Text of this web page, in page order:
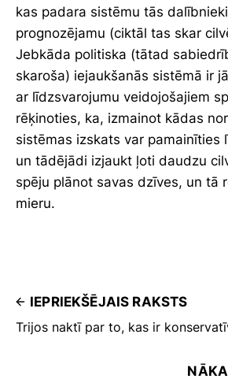
kas padara sistēmu tās
prognozējamu (ciktāl tas skar
Jebkāda politiska (tātad
skaroša) iejaukšanās sistēmā ir
ar līdzsvarojumu veidojošajiem
rēķinoties, ka, izmainot kādas
sistēmas izskats var pamainīties
un tādējādi izjaukt ļoti daudzu
spēju plānot savas dzīves, un tā
mieru.
IEPRIEKŠĒJAIS RAKSTS
Trijos naktī par to, kas ir